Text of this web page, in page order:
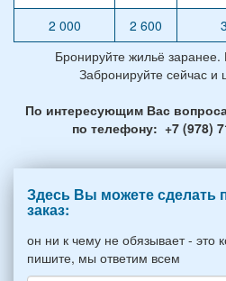
2 000
2 600
Бронируйте жильё
Забронируйте сейчас и
По интересующим Вас
по телефону: +7 (978)
Здесь Вы можете сделать
заказ:
он ни к чему не обязывает - это
пишите, мы ответим всем